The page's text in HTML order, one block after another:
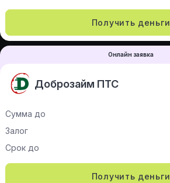
Получить деньги
Онлайн заявка
Доброзайм ПТС
Сумма до
Залог
Срок до
Получить деньги